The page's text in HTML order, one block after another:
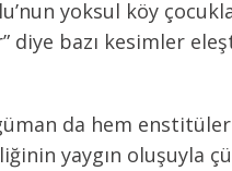
yoksul köy
diye bazı kesimler
da hem
yaygın oluşuyla